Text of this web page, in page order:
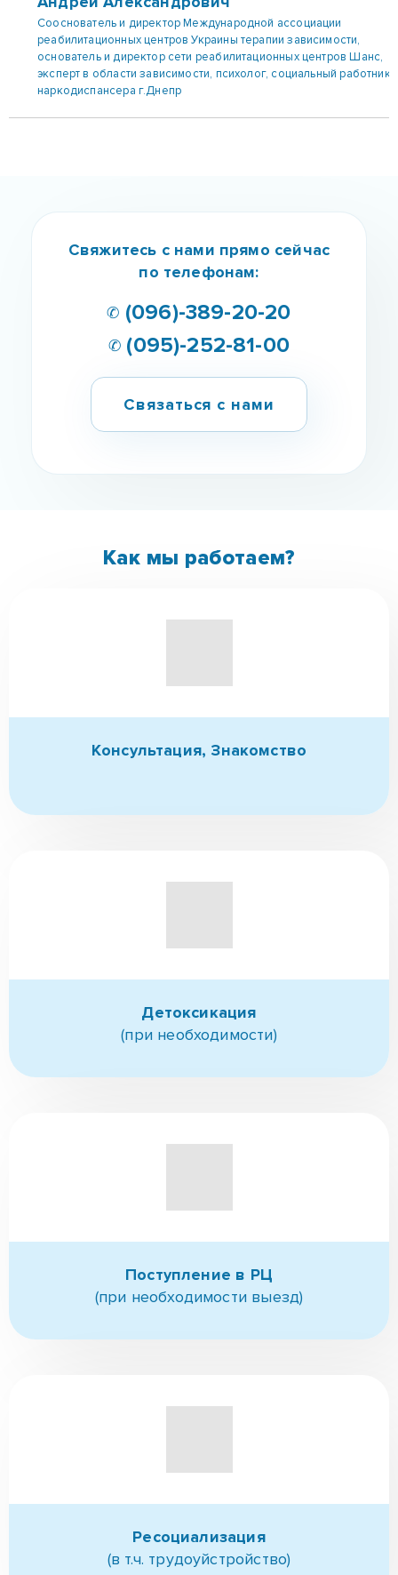
Сооснователь и директор Международной ассоциации
реабилитационных центров Украины терапии зависимости,
основатель и директор сети реабилитационных центров Шанс,
эксперт в области зависимости, психолог, социальный работник
наркодиспансера г.Днепр
Свяжитесь с нами прямо сейчас
по телефонам:
✆ (096)-389-20-20
✆ (095)-252-81-00
Связаться с нами
Как мы работаем?
Консультация, Знакомство
Детоксикация
(при необходимости)
Поступление в РЦ
(при необходимости выезд)
Ресоциализация
(в т.ч. трудоуйстройство)